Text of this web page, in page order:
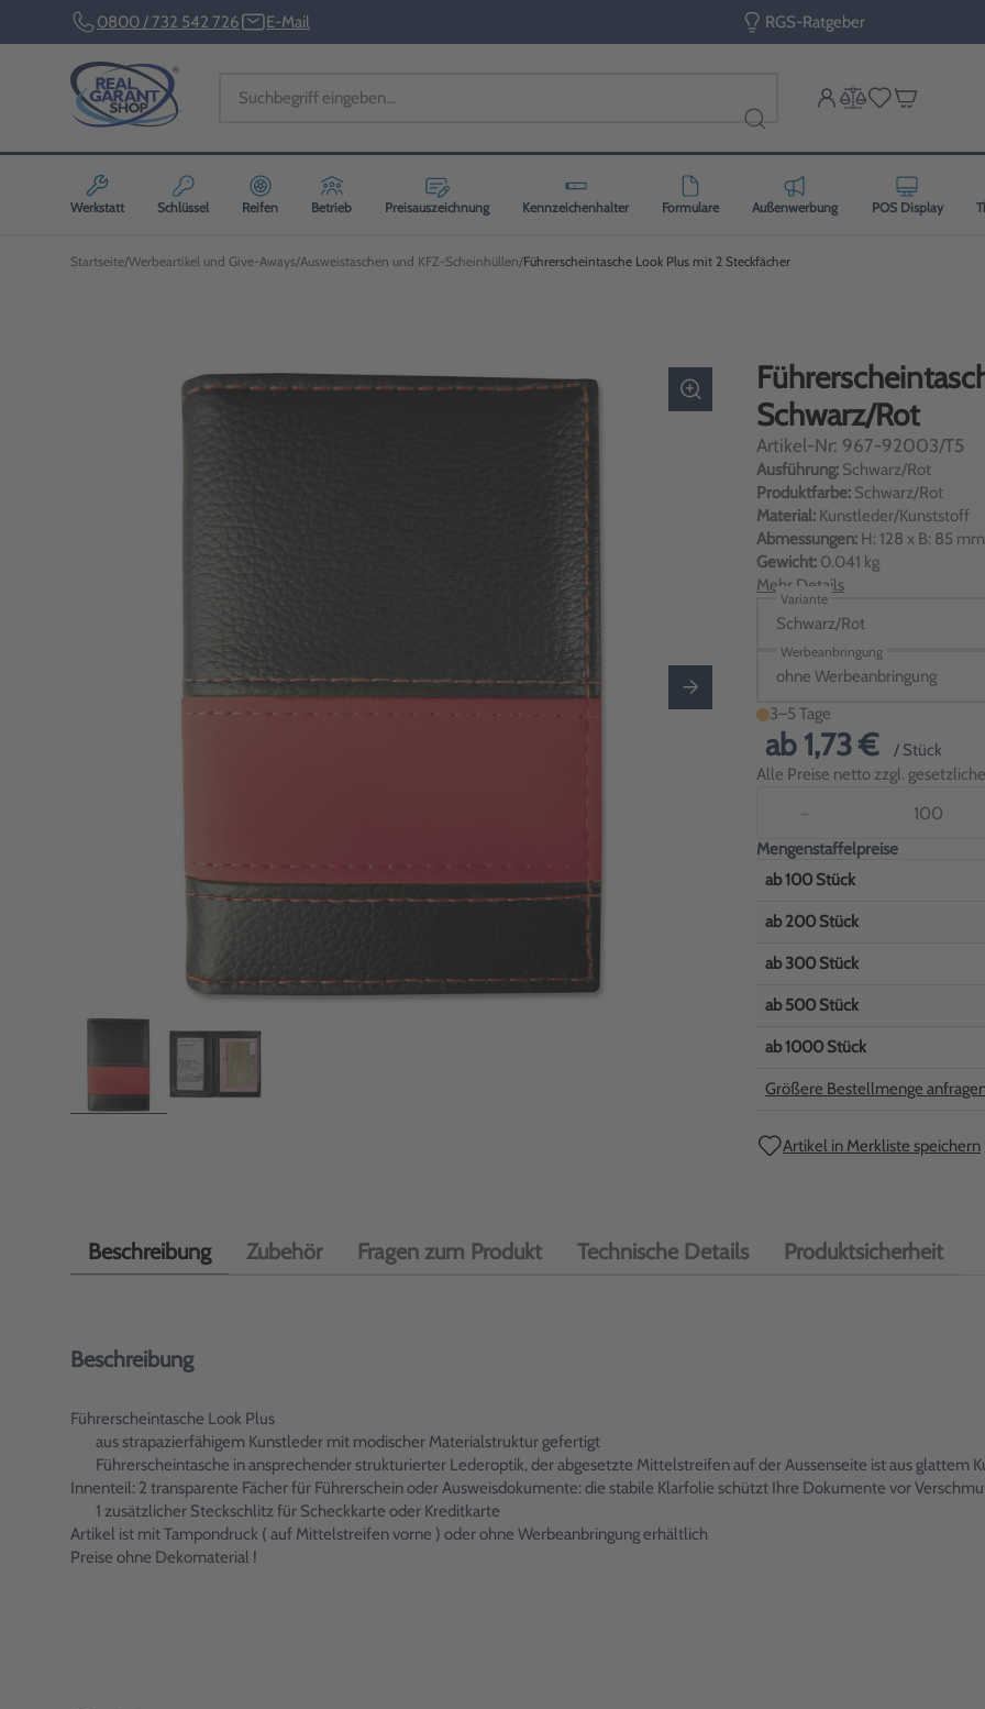
0800 / 732 542 726 E-Mail RGS-Ratgeber
Werkstatt Schlüssel Reifen Betrieb Preisauszeichnung Kennzeichenhalter Formulare Außenwerbung POS Display
Startseite Werbeartikel und Give-Aways Ausweistaschen und KFZ-Scheinhüllen Führerscheintasche Look Plus mit 2 Steckfächer
Schwarz/Rot
Artikel-Nr: 967-92003/T5
Ausführung: Schwarz/Rot
Produktfarbe: Schwarz/Rot
Material: Kunstleder/Kunststoff
Abmessungen: H: 128 x B: 85 mm
Gewicht: 0.041 kg
Mehr Details
Variante
Schwarz/Rot
Werbeanbringung
ohne Werbeanbringung
3–5 Tage
ab 1,73 €
/ Stück
Alle Preise netto zzgl.
−
Mengenstaffelpreise
ab100 Stück
ab200 Stück
ab300 Stück
ab500 Stück
ab1000 Stück
Größere Bestellmenge
Artikel in Merkliste speichern
Beschreibung Zubehör Fragen zum Produkt Technische Details Produktsicherheit
Beschreibung
Führerscheintasche Look Plus
aus strapazierfähigem Kunstleder mit modischer Materialstruktur gefertigt
Führerscheintasche in ansprechender strukturierter Lederoptik, der abgesetzte Mittelstreifen auf der Aussenseite ist aus glattem
Innenteil: 2 transparente Fächer für Führerschein oder Ausweisdokumente: die stabile Klarfolie schützt Ihre Dokumente vor
1 zusätzlicher Steckschlitz für Scheckkarte oder Kreditkarte
Artikel ist mit Tampondruck ( auf Mittelstreifen vorne ) oder ohne Werbeanbringung erhältlich
Preise ohne Dekomaterial !